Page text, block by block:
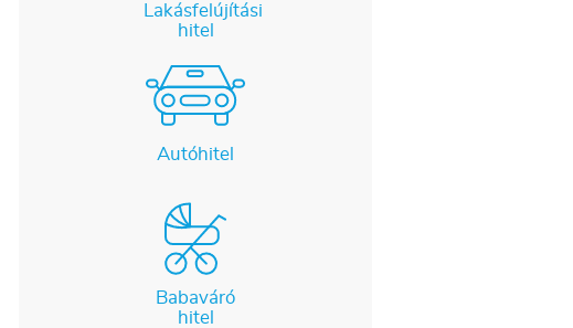
Lakásfelújítási
hitel
Autóhitel
Babaváró
hitel